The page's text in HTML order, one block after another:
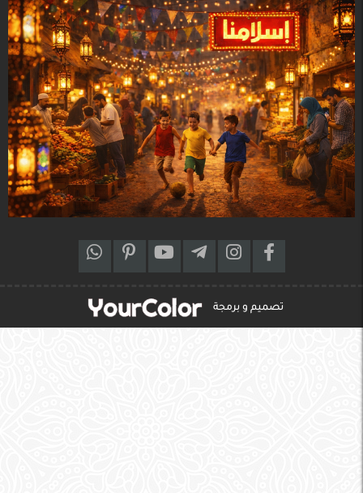
تصميم و برمجة